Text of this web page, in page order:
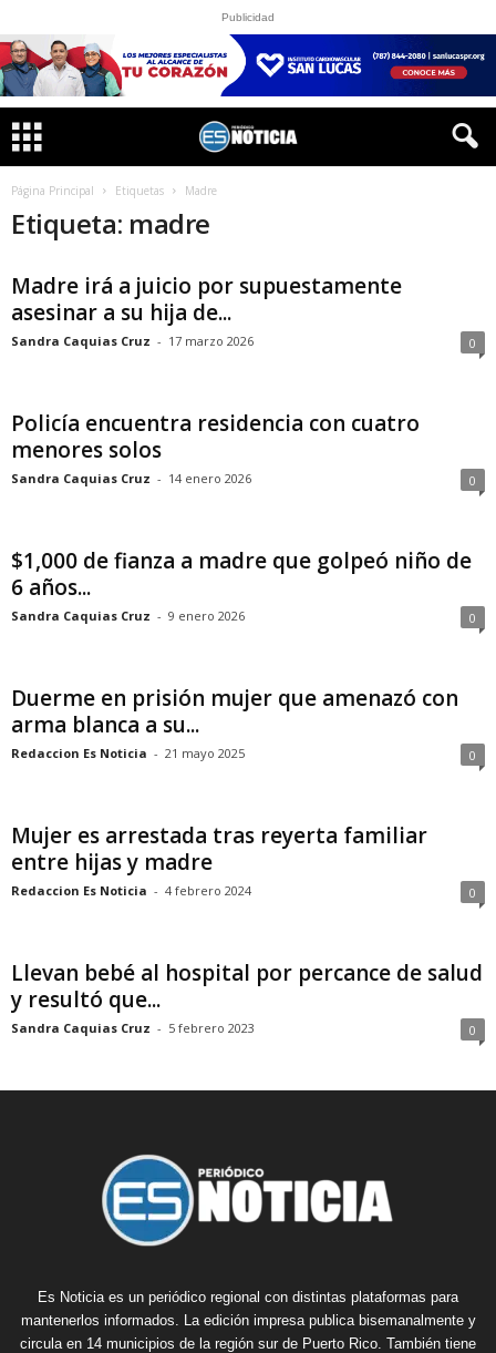
Publicidad
Página Principal Etiquetas Madre
Etiqueta: madre
Madre irá a juicio por supuestamente
asesinar a su hija de...
Sandra Caquias Cruz - 17 marzo 2026 0
Policía encuentra residencia con cuatro
menores solos
Sandra Caquias Cruz - 14 enero 2026 0
$1,000 de fianza a madre que golpeó niño de
6 años...
Sandra Caquias Cruz - 9 enero 2026 0
Duerme en prisión mujer que amenazó con
arma blanca a su...
Redaccion Es Noticia - 21 mayo 2025 0
Mujer es arrestada tras reyerta familiar
entre hijas y madre
Redaccion Es Noticia - 4 febrero 2024 0
Llevan bebé al hospital por percance de salud
y resultó que...
Sandra Caquias Cruz - 5 febrero 2023 0
Es Noticia es un periódico regional con distintas plataformas para
mantenerlos informados. La edición impresa publica bisemanalmente y
circula en 14 municipios de la región sur de Puerto Rico. También tiene